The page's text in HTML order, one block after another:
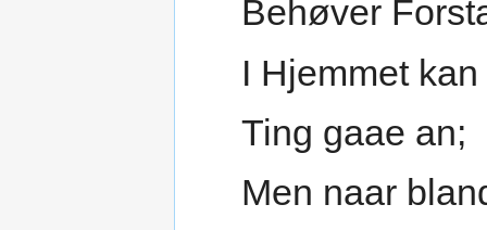
Behøver
I Hjemmet
Ting gaae an;
Men naar